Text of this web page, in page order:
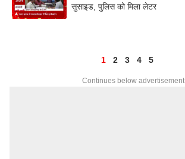
सुसाइड, पुलिस को मिला लेटर
1 2 3 4 5
Continues below advertisement